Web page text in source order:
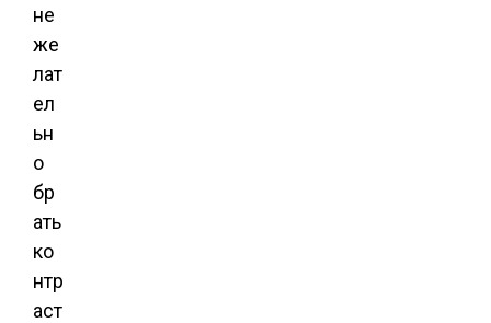
не
же
лат
ел
ьн
о
бр
ать
ко
нтр
аст